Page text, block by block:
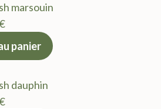
marsouin
Le
actuel
7.50 €.
panier
dauphin
Le